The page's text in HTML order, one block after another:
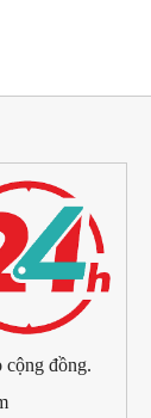
cộng đồng.